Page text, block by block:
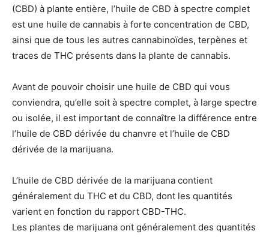
(CBD) à plante entière, l’huile de CBD à spectre complet
est une huile de cannabis à forte concentration de CBD,
ainsi que de tous les autres cannabinoïdes, terpènes et
traces de THC présents dans la plante de cannabis.
Avant de pouvoir choisir une huile de CBD qui vous
conviendra, qu’elle soit à spectre complet, à large spectre
ou isolée, il est important de connaître la différence entre
l’huile de CBD dérivée du chanvre et l’huile de CBD
dérivée de la marijuana.
L’huile de CBD dérivée de la marijuana contient
généralement du THC et du CBD, dont les quantités
varient en fonction du rapport CBD-THC.
Les plantes de marijuana ont généralement des quantités